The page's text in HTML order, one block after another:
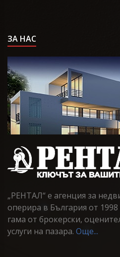
ЗА НАС
„РЕНТАЛ“ е агенция за
оперира в България от
гама от брокерски,
услуги на пазара. Още...